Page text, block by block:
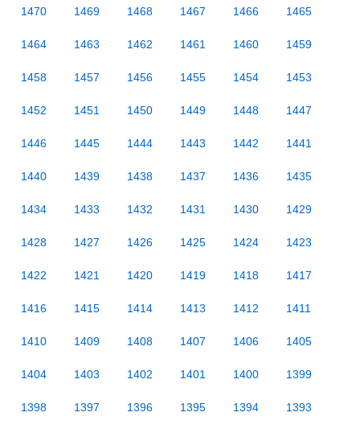
1470 1469 1468 1467 1466 1465
1464 1463 1462 1461 1460 1459
1458 1457 1456 1455 1454 1453
1452 1451 1450 1449 1448 1447
1446 1445 1444 1443 1442 1441
1440 1439 1438 1437 1436 1435
1434 1433 1432 1431 1430 1429
1428 1427 1426 1425 1424 1423
1422 1421 1420 1419 1418 1417
1416 1415 1414 1413 1412 1411
1410 1409 1408 1407 1406 1405
1404 1403 1402 1401 1400 1399
1398 1397 1396 1395 1394 1393